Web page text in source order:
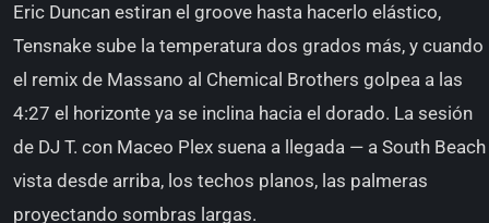
Eric Duncan estiran el groove hasta hacerlo elástico,
Tensnake sube la temperatura dos grados más, y cuando
el remix de Massano al Chemical Brothers golpea a las
4:27 el horizonte ya se inclina hacia el dorado. La sesión
de DJ T. con Maceo Plex suena a llegada — a South Beach
vista desde arriba, los techos planos, las palmeras
proyectando sombras largas.